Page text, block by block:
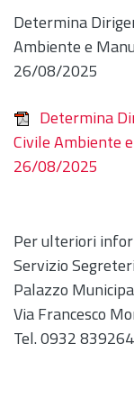
Determina
Ambiente e
26/08/2025
Determina
Civile Ambiente
26/08/2025
Per ulteriori
Servizio
Palazzo
Via Francesco
Tel. 0932 839264